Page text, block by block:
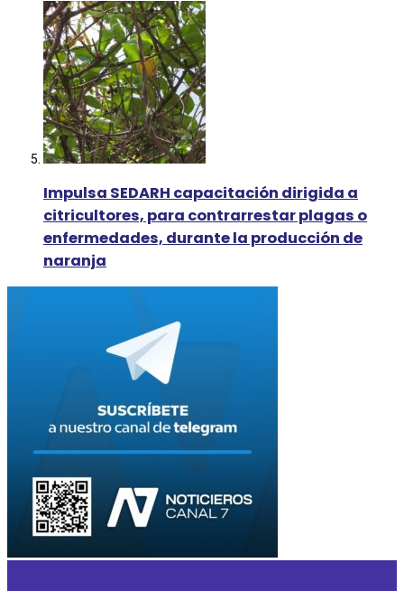
Impulsa SEDARH capacitación dirigida a
citricultores, para contrarrestar plagas o
enfermedades, durante la producción de
naranja